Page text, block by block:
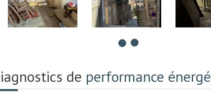
Diagnostics de performance